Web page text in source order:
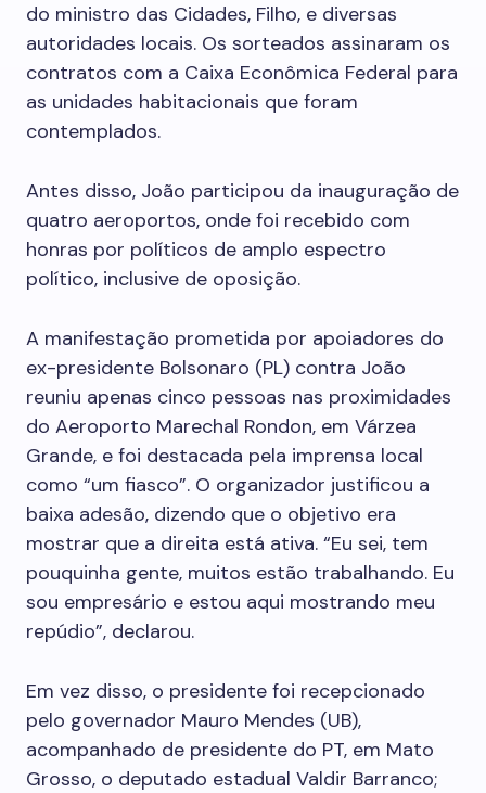
do ministro das Cidades, Filho, e diversas
autoridades locais. Os sorteados assinaram os
contratos com a Caixa Econômica Federal para
as unidades habitacionais que foram
contemplados.
Antes disso, João participou da inauguração de
quatro aeroportos, onde foi recebido com
honras por políticos de amplo espectro
político, inclusive de oposição.
A manifestação prometida por apoiadores do
ex-presidente Bolsonaro (PL) contra João
reuniu apenas cinco pessoas nas proximidades
do Aeroporto Marechal Rondon, em Várzea
Grande, e foi destacada pela imprensa local
como “um fiasco”. O organizador justificou a
baixa adesão, dizendo que o objetivo era
mostrar que a direita está ativa. “Eu sei, tem
pouquinha gente, muitos estão trabalhando. Eu
sou empresário e estou aqui mostrando meu
repúdio”, declarou.
Em vez disso, o presidente foi recepcionado
pelo governador Mauro Mendes (UB),
acompanhado de presidente do PT, em Mato
Grosso, o deputado estadual Valdir Barranco;